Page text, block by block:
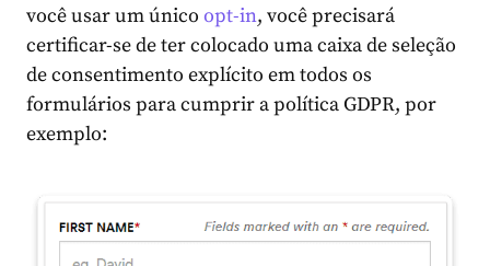
você usar um único opt-in, você precisará
certificar-se de ter colocado uma caixa de seleção
de consentimento explícito em todos os
formulários para cumprir a política GDPR, por
exemplo: